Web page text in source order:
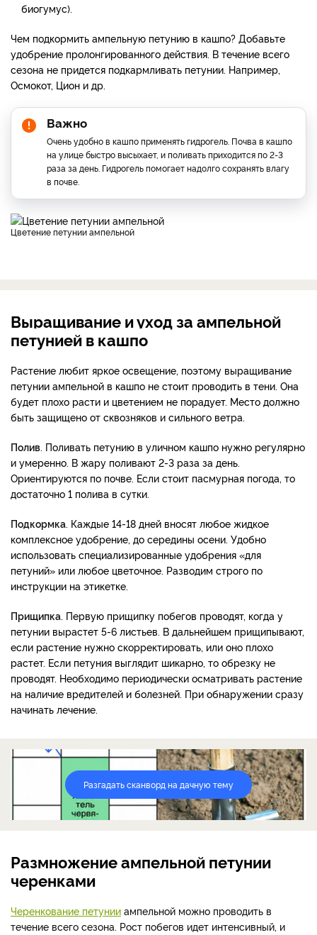
биогумус).
Чем подкормить ампельную петунию в кашпо? Добавьте
удобрение пролонгированного действия. В течение всего
сезона не придется подкармливать петунии. Например,
Осмокот, Цион и др.
Важно
Очень удобно в кашпо применять гидрогель. Почва в кашпо
на улице быстро высыхает, и поливать приходится по 2-3
раза за день. Гидрогель помогает надолго сохранять влагу
в почве.
Цветение петунии ампельной
Выращивание и уход за ампельной
петунией в кашпо
Растение любит яркое освещение, поэтому выращивание
петунии ампельной в кашпо не стоит проводить в тени. Она
будет плохо расти и цветением не порадует. Место должно
быть защищено от сквозняков и сильного ветра.
Полив . Поливать петунию в уличном кашпо нужно регулярно
и умеренно. В жару поливают 2-3 раза за день.
Ориентируются по почве. Если стоит пасмурная погода, то
достаточно 1 полива в сутки.
Подкормка . Каждые 14-18 дней вносят любое жидкое
комплексное удобрение, до середины осени. Удобно
использовать специализированные удобрения «для
петуний» или любое цветочное. Разводим строго по
инструкции на этикетке.
Прищипка . Первую прищипку побегов проводят, когда у
петунии вырастет 5-6 листьев. В дальнейшем прищипывают,
если растение нужно скорректировать, или оно плохо
растет. Если петуния выглядит шикарно, то обрезку не
проводят. Необходимо периодически осматривать растение
на наличие вредителей и болезней. При обнаружении сразу
начинать лечение.
Разгадать сканворд на дачную тему
Размножение ампельной петунии
черенками
Черенкование петунии ампельной можно проводить в
течение всего сезона. Рост побегов идет интенсивный, и